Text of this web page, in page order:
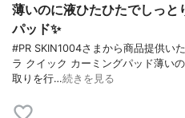
薄いのに液ひたひたでしっ
パッド✨️
#PR SKIN1004さまから商品提供い
ラ クイック カーミングパッド薄い
取りを行…続きを見る